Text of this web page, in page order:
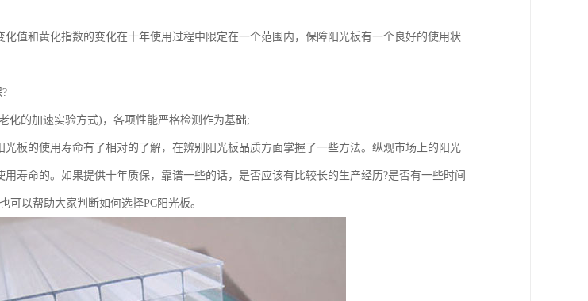
化值和黄化指数的变化在十年使用过程中限定在一个范围内，保障阳光板有一个良好的使用状
化的加速实验方式)，各项性能严格检测作为基础;
板的使用寿命有了相对的了解，在辨别阳光板品质方面掌握了一些方法。纵观市场上的阳光
寿命的。如果提供十年质保，靠谱一些的话，是否应该有比较长的生产经历?是否有一些时间
可以帮助大家判断如何选择PC阳光板。